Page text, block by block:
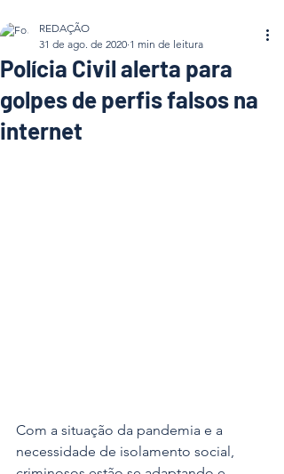
Polícia Civil alerta para
golpes de perfis falsos na
internet
REDAÇÃO
31 de ago. de 2020 1 min de leitura
Com a situação da pandemia e a
necessidade de isolamento social,